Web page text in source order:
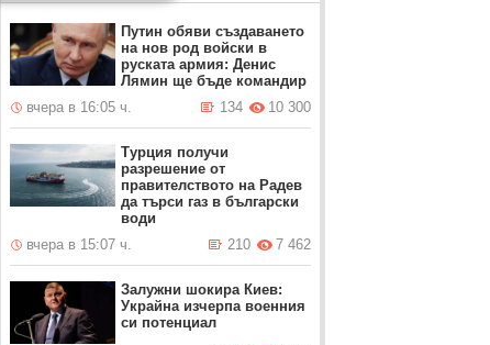
Путин обяви създаването
на нов род войски в
руската армия: Денис
Лямин ще бъде командир
вчера в 16:05 ч.
10 300
134
Турция получи
разрешение от
правителството на Радев
да търси газ в български
води
вчера в 15:07 ч.
7 462
210
Залужни шокира Киев:
Украйна изчерпа военния
си потенциал